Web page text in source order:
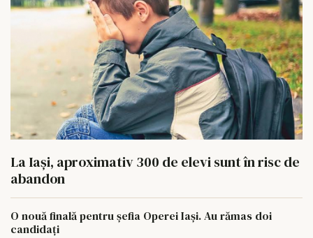
La Iași, aproximativ 300 de elevi sunt în risc de
abandon
O nouă finală pentru șefia Operei Iași. Au rămas doi
candidați